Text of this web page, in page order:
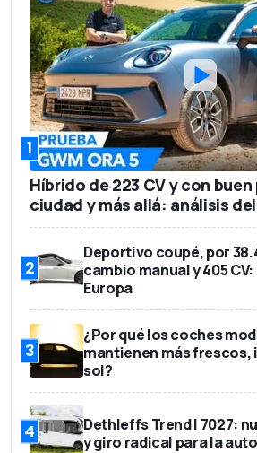
Número de asientos 5
Capacidad del maletero
Precio base
1
Híbrido de 223 CV y con
ciudad y más allá: análisis del
2
Deportivo coupé, por
cambio manual y 405
Europa
3
¿Por qué los coches
mantienen más frescos,
sol?
4
Dethleffs Trend I 7027:
y giro radical para la